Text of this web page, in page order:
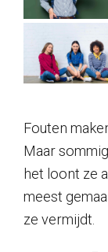
Fouten
Maar
het loont ze
meest
ze vermijdt.